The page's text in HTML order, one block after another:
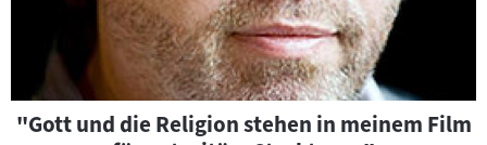
"Gott und die Religion stehen in meinem Film